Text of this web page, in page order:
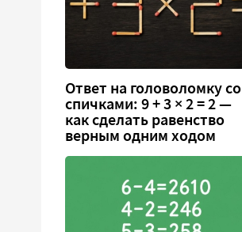
Ответ на головоломку со
спичками: 9 + 3 × 2 = 2 —
как сделать равенство
верным одним ходом